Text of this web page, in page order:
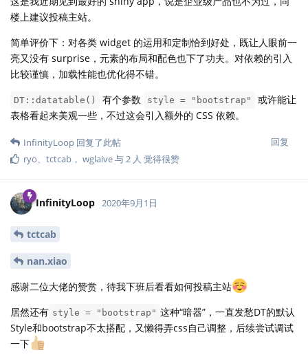
楼上建议投稿主站。
简单评价下：对各类 widget 的运用和定制恰到好处，既让人眼前一
亮又没有 surprise，元素的布局和配色也下了功夫。对依赖的引入
比较谨慎，加载性能也优化得不错。
DT::datatable() 有个参数 style = "bootstrap"
或许能让
表格看起来美观一些，不过这会引入额外的 CSS 依赖。
回复
InfinityLoop 回复了此帖
ryo、 tctcab ， wglaive与2 人 觉得很赞
InfinityLoop 2020年9月1日
tctcab
nan.xiao
感谢二位大佬的赞赏，待我下班后看看如何投稿主站
居然还有 style = "bootstrap" 这种“暗器”，一直发愁DT的默认
Style和bootstrap不太搭配，又懒得弄css自己调整，后续尝试调试
一下